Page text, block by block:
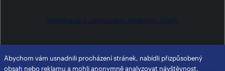
Nastavení cookies
Abychom vám usnadnili procházení stránek, nabídli přizpůsobený
obsah nebo reklamu a mohli anonymně analyzovat návštěvnost,